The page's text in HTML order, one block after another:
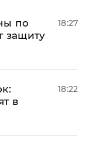
по
защиту
18:27
в
18:22